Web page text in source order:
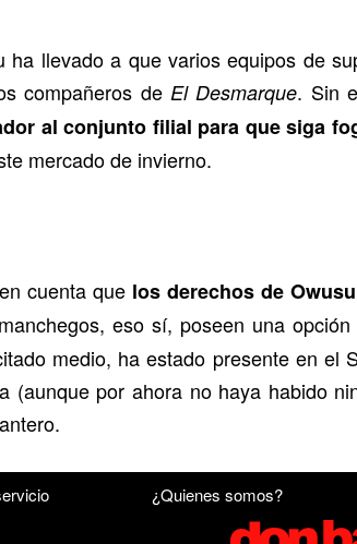
ha llevado a que varios equipos de
compañeros de El Desmarque. Sin
al conjunto filial para que siga
mercado de invierno.
cuenta que los derechos de
eso sí, poseen una
medio, ha estado presente en
(aunque por ahora no haya habido
¿Quienes somos?